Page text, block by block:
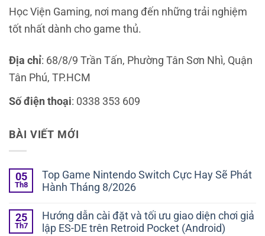
Học Viện Gaming, nơi mang đến những trải nghiệm
tốt nhất dành cho game thủ.
Địa chỉ: 68/8/9 Trần Tấn, Phường Tân Sơn Nhì, Quận
Tân Phú, TP.HCM
Số điện thoại: 0338 353 609
BÀI VIẾT MỚI
05
Th8
Top Game Nintendo Switch Cực Hay Sẽ Phát
Hành Tháng 8/2026
25
Th7
Hướng dẫn cài đặt và tối ưu giao diện chơi giả
lập ES-DE trên Retroid Pocket (Android)